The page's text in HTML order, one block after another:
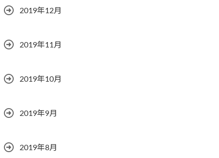
2019年12月
2019年11月
2019年10月
2019年9月
2019年8月